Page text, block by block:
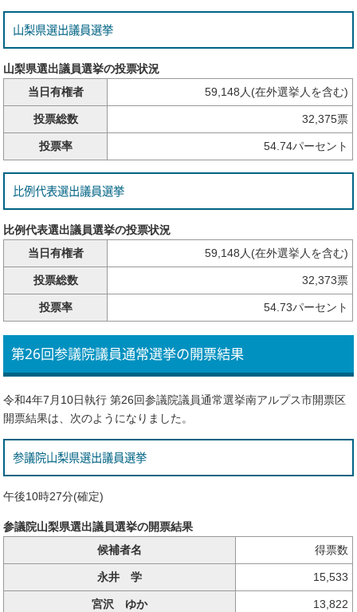
山梨県選出議員選挙
山梨県選出議員選挙の投票状況
当日有権者
59,148人(在外選挙人を含む)
投票総数 32,375票
投票率 54.74パーセント
比例代表選出議員選挙
比例代表選出議員選挙の投票状況
当日有権者
59,148人(在外選挙人を含む)
投票総数 32,373票
投票率 54.73パーセント
第26回参議院議員通常選挙の開票結果
令和4年7月10日執行 第26回参議院議員通常選挙南アルプス市開票区
開票結果は、次のようになりました。
参議院山梨県選出議員選挙
午後10時27分(確定)
参議院山梨県選出議員選挙の開票結果
候補者名
得票数
永井 学 15,533
宮沢 ゆか 13,822